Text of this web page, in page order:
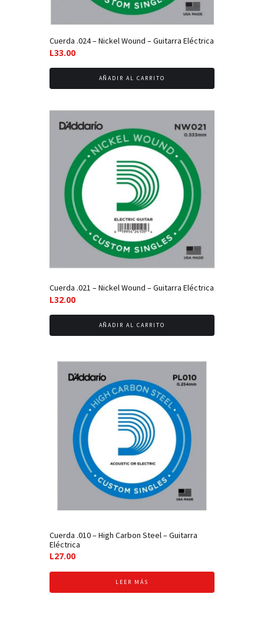
Cuerda .024 – Nickel Wound – Guitarra Eléctrica
L33.00
AÑADIR AL CARRITO
Cuerda .021 – Nickel Wound – Guitarra Eléctrica
L32.00
AÑADIR AL CARRITO
Cuerda .010 – High Carbon Steel – Guitarra
Eléctrica
L27.00
LEER MÁS